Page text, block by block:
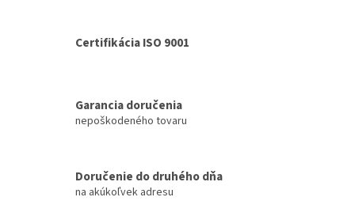
Certifikácia ISO 9001
Garancia doručenia
nepoškodeného tovaru
Doručenie do druhého dňa
na akúkoľvek adresu